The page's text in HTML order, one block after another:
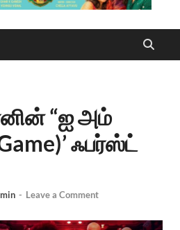
“ஐ அம்
ஃபர்ஸ்ட்
- Leave a Comment